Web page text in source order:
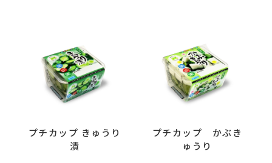
プチカップ きゅうり
漬
プチカップ かぶき
ゅうり